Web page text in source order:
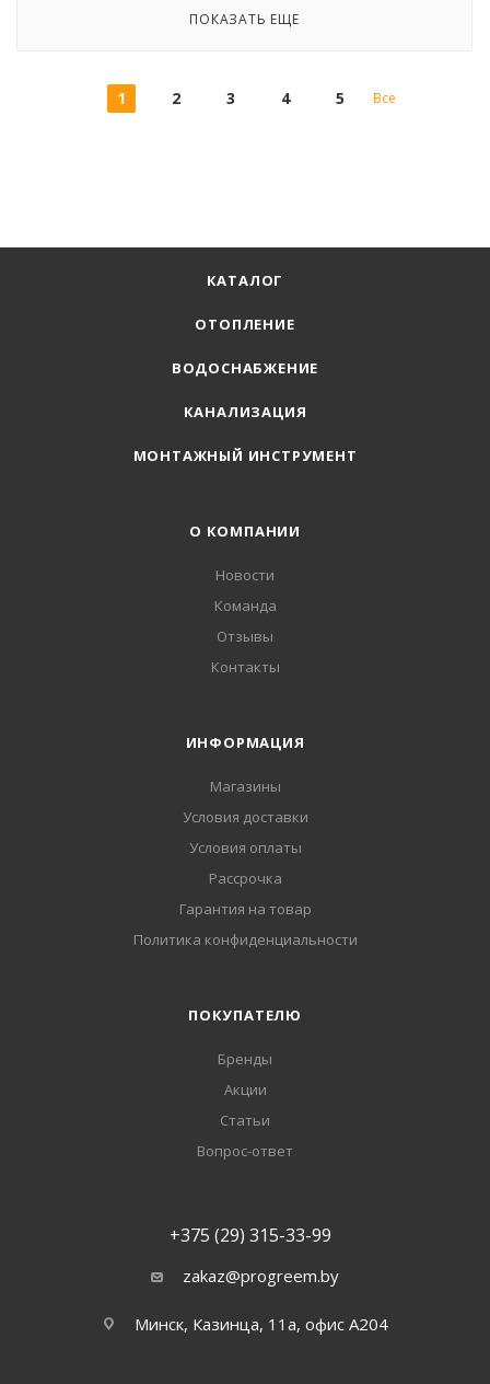
ПОКАЗАТЬ ЕЩЕ
1 2 3 4 5 Все
КАТАЛОГ
ОТОПЛЕНИЕ
ВОДОСНАБЖЕНИЕ
КАНАЛИЗАЦИЯ
МОНТАЖНЫЙ ИНСТРУМЕНТ
О КОМПАНИИ
Новости
Команда
Отзывы
Контакты
ИНФОРМАЦИЯ
Магазины
Условия доставки
Условия оплаты
Рассрочка
Гарантия на товар
Политика конфиденциальности
ПОКУПАТЕЛЮ
Бренды
Акции
Статьи
Вопрос-ответ
+375 (29) 315-33-99
zakaz@progreem.by
Минск, Казинца, 11а, офис А204